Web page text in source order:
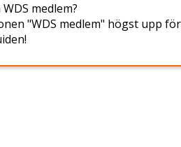
medlem?
"WDS medlem" högst upp